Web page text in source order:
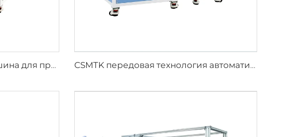
CSMTK Автоматическая машина для производства бумажных полотенец из микрофибры, упаковочная машина, автоматическая машина для скрепления карт CSMTK передовая технология автоматической упаковочной машины для скручивания полотенец, эффективная упаковка для индустрии чистящих полотенец